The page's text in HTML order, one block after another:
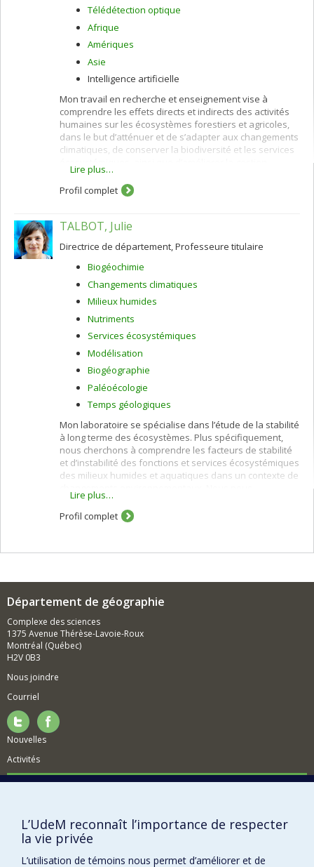
Télédétection optique
Afrique
Amériques
Asie
Intelligence artificielle
Mon travail en recherche et enseignement vise à
comprendre les effets directs et indirects des activités
humaines sur les écosystèmes forestiers et agricoles,
dans le but d’atténuer et de s’adapter aux changements
climatiques, de conserver la biodiversité et les services
environnementale.
Ces intérêts sont poursuivis via l’application de la
s’ajoute l’intégration de différentes méthodes de
collecte de données de terrain pour développer et
valider les modèles, et sont orientés à fournir des
pour le développement durable dans les pays en
développement et au Canada.
Lire plus…
Profil complet
TALBOT, Julie
Directrice de département, Professeure titulaire
Biogéochimie
Changements climatiques
Milieux humides
Nutriments
Services écosystémiques
Modélisation
Biogéographie
Paléoécologie
Temps géologiques
Mon laboratoire se spécialise dans l’étude de la stabilité
à long terme des écosystèmes. Plus spécifiquement,
nous cherchons à comprendre les facteurs de stabilité
et d’instabilité des fonctions et services écosystémiques
des milieux humides et aquatiques dans un contexte de
intéressons à la fois aux changements à long terme
(siècles –millénaires) et aux changements à moyen
terme (années – décennies). Pour ce faire, nous
micropaléontologie, les mesures biogéochimiques, les
Un autre axe de nos recherches couvre les impacts
environnementaux des activités de recherche
scientifique. Nous nous intéressons ainsi aux concepts
d'empreinte carbone et d'empreinte azote, appliqués
aux institutions.
Lire plus…
Profil complet
Département de géographie
Complexe des sciences
1375 Avenue Thérèse-Lavoie-Roux
Montréal (Québec)
H2V 0B3
Nous joindre
Courriel
Nouvelles
Activités
Comment soutenir le Département?
Plan du site
Signaler une erreur
L’UdeM reconnaît l’importance de respecter
la vie privée
L’utilisation de témoins nous permet d’améliorer et de